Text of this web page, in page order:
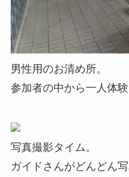
男性用のお清め所。
参加者の中から一人体験
写真撮影タイム。
ガイドさんがどんどん